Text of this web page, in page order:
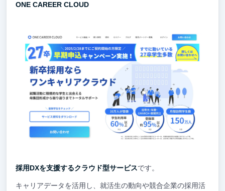
ONE CAREER CLOUD
採用DXを支援するクラウド型サービスです。
キャリアデータを活用し、就活生の動向や競合企業の採用活